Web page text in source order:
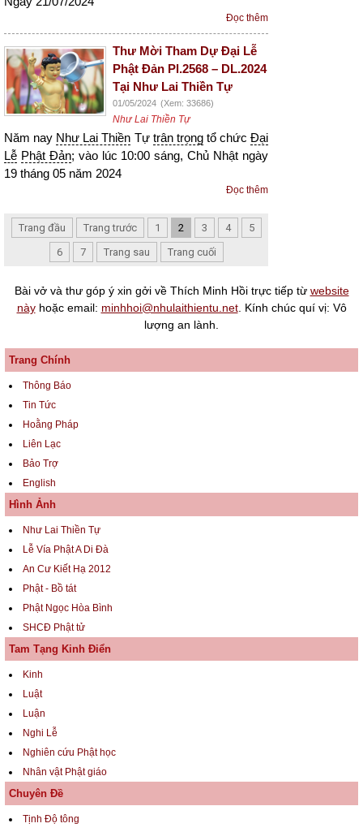
Đọc thêm
Thư Mời Tham Dự Đại Lễ
Phật Đản Pl.2568 – DL.2024
Tại Như Lai Thiền Tự
01/05/2024 (Xem: 33686)
Như Lai Thiền Tự
Năm nay Như Lai Thiền Tự trân trọngtổ chứcĐại
Lễ Phật Đản; vào lúc 10:00 sáng, Chủ Nhật ngày
19 tháng 05 năm 2024
Đọc thêm
Trang đầu Trang trước 1 2 3 4
5
6
7 Trang sau Trang cuối
Bài vở và thư góp ý xin gởi về Thích Minh Hồi trực tiếp từ website
nàyhoặc email: minhhoi@nhulaithientu.net. Kính chúc quí vị: Vô
lượng an lành.
Trang Chính
Thông Báo
Tin Tức
Hoằng Pháp
Liên Lạc
Bảo Trợ
English
Hình Ảnh
Như Lai Thiền Tự
Lễ Vía Phật A Di Đà
An Cư Kiết Hạ 2012
Phật - Bồ tát
Phật Ngọc Hòa Bình
SHCĐ Phật tử
Tam Tạng Kinh Điển
Kinh
Luật
Luận
Nghi Lễ
Nghiên cứu Phật học
Nhân vật Phật giáo
Chuyên Đề
Tịnh Độ tông